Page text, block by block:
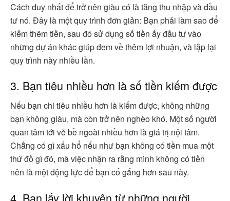
Cách duy nhất để trở nên giàu có là tăng thu nhập và đầu
tư nó. Đây là một quy trình đơn giản: Bạn phải làm sao để
kiếm thêm tiền, sau đó sử dụng số tiền ấy đầu tư vào
những dự án khác giúp đem về thêm lợi nhuận, và lặp lại
quy trình này nhiều lần.
3. Bạn tiêu nhiều hơn là số tiền kiếm được
Nếu bạn chi tiêu nhiều hơn là kiếm được, không những
bạn không giàu, mà còn trở nên nghèo khó. Một số người
quan tâm tới vẻ bề ngoài nhiều hơn là giá trị nội tâm.
Chẳng có gì xấu hổ nếu như bạn không có tiền mua một
thứ đồ gì đó, mà việc nhận ra rằng mình không có tiền
nên là một động lực để bạn cố gắng hơn sau này.
4. Bạn lấy lời khuyên từ những người